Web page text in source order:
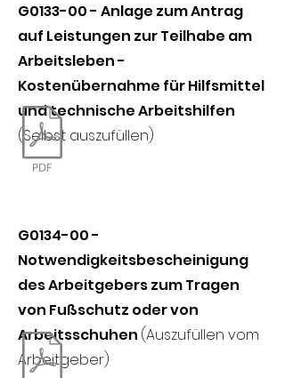
G0133-00 - Anlage zum Antrag
auf Leistungen zur Teilhabe am
Arbeitsleben -
Kostenübernahme für Hilfsmittel
und technische Arbeitshilfen
(Selbst auszufüllen)
G0134-00 -
Notwendigkeitsbescheinigung
des Arbeitgebers zum Tragen
von Fußschutz oder von
Arbeitsschuhen (Auszufüllen vom
Arbeitgeber)